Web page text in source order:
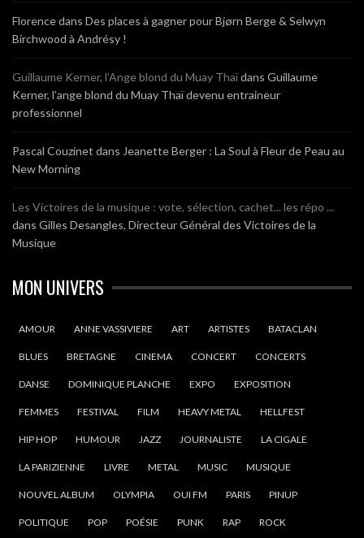
Florencedans Des places à gagner pour Bjørn Berge & Selwyn
Birchwood à Andrésy !
Guillaume Kerner, l’Ange blond du Muay Thaïdans Guillaume
Kerner, l’ange blond du Muay Thaï devenu entraineur
professionnel
Pascal Couzinet dans Jeanette Berger : La Soul à Fleur de Peau au
New Morning
Les Victoires de la musique : vote, sélection, cachet... les répo ...
dans Gilles Desangles, Directeur Général des Victoires de la
Musique
MON UNIVERS
AMOUR ANNE VASSIVIERE ART ARTISTES BATACLAN
BLUES BRETAGNE CINEMA CONCERT CONCERTS
DANSE DOMINIQUE PLANCHE EXPO EXPOSITION
FEMMES FESTIVAL FILM HEAVY METAL HELLFEST
HIP HOP HUMOUR JAZZ JOURNALISTE LA CIGALE
LA PARIZIENNE LIVRE METAL MUSIC MUSIQUE
NOUVEL ALBUM OLYMPIA OUI FM PARIS PINUP
POLITIQUE POP POÉSIE PUNK RAP ROCK